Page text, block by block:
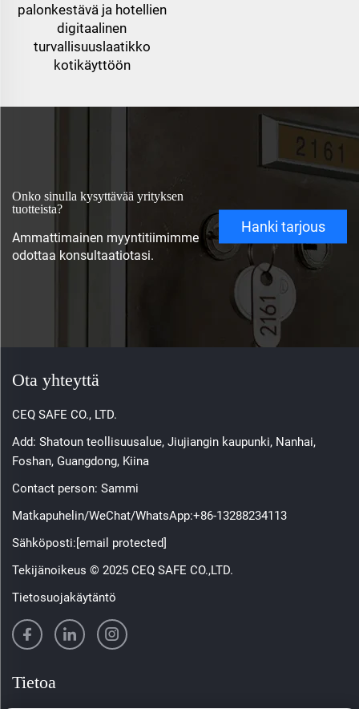
palonkestävä ja hotellien
digitaalinen
turvallisuuslaatikko
kotikäyttöön
Onko sinulla kysyttävää yrityksen
tuotteista?
Ammattimainen myyntitiimimme
odottaa konsultaatiotasi.
Hanki tarjous
Ota yhteyttä
CEQ SAFE CO., LTD.
Add: Shatoun teollisuusalue, Jiujiangin kaupunki, Nanhai,
Foshan, Guangdong, Kiina
Contact person: Sammi
Matkapuhelin/WeChat/WhatsApp:+86-13288234113
Sähköposti:[email protected]
Tekijänoikeus © 2025 CEQ SAFE CO.,LTD.
Tietosuojakäytäntö
Tietoa